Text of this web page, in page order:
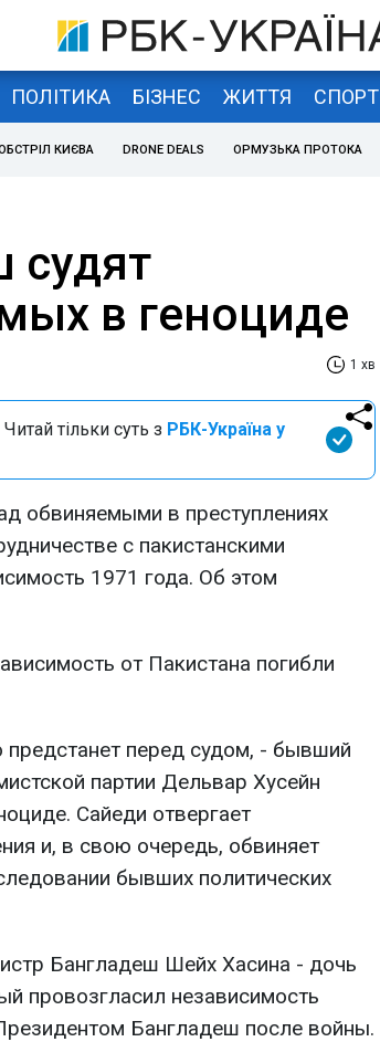
ПОЛІТИКА БІЗНЕС ЖИТТЯ СПОРТ
КИЄВА DRONE DEALS ОРМУЗЬКА ПРОТОКА
судят
в геноциде
1 хв
тільки суть з РБК-Україна у
обвиняемыми в преступлениях
с пакистанскими
1971 года. Об этом
от Пакистана погибли
перед судом, - бывший
партии Дельвар Хусейн
Сайеди отвергает
и, в свою очередь, обвиняет
бывших политических
Бангладеш Шейх Хасина - дочь
провозгласил независимость
Бангладеш после войны.